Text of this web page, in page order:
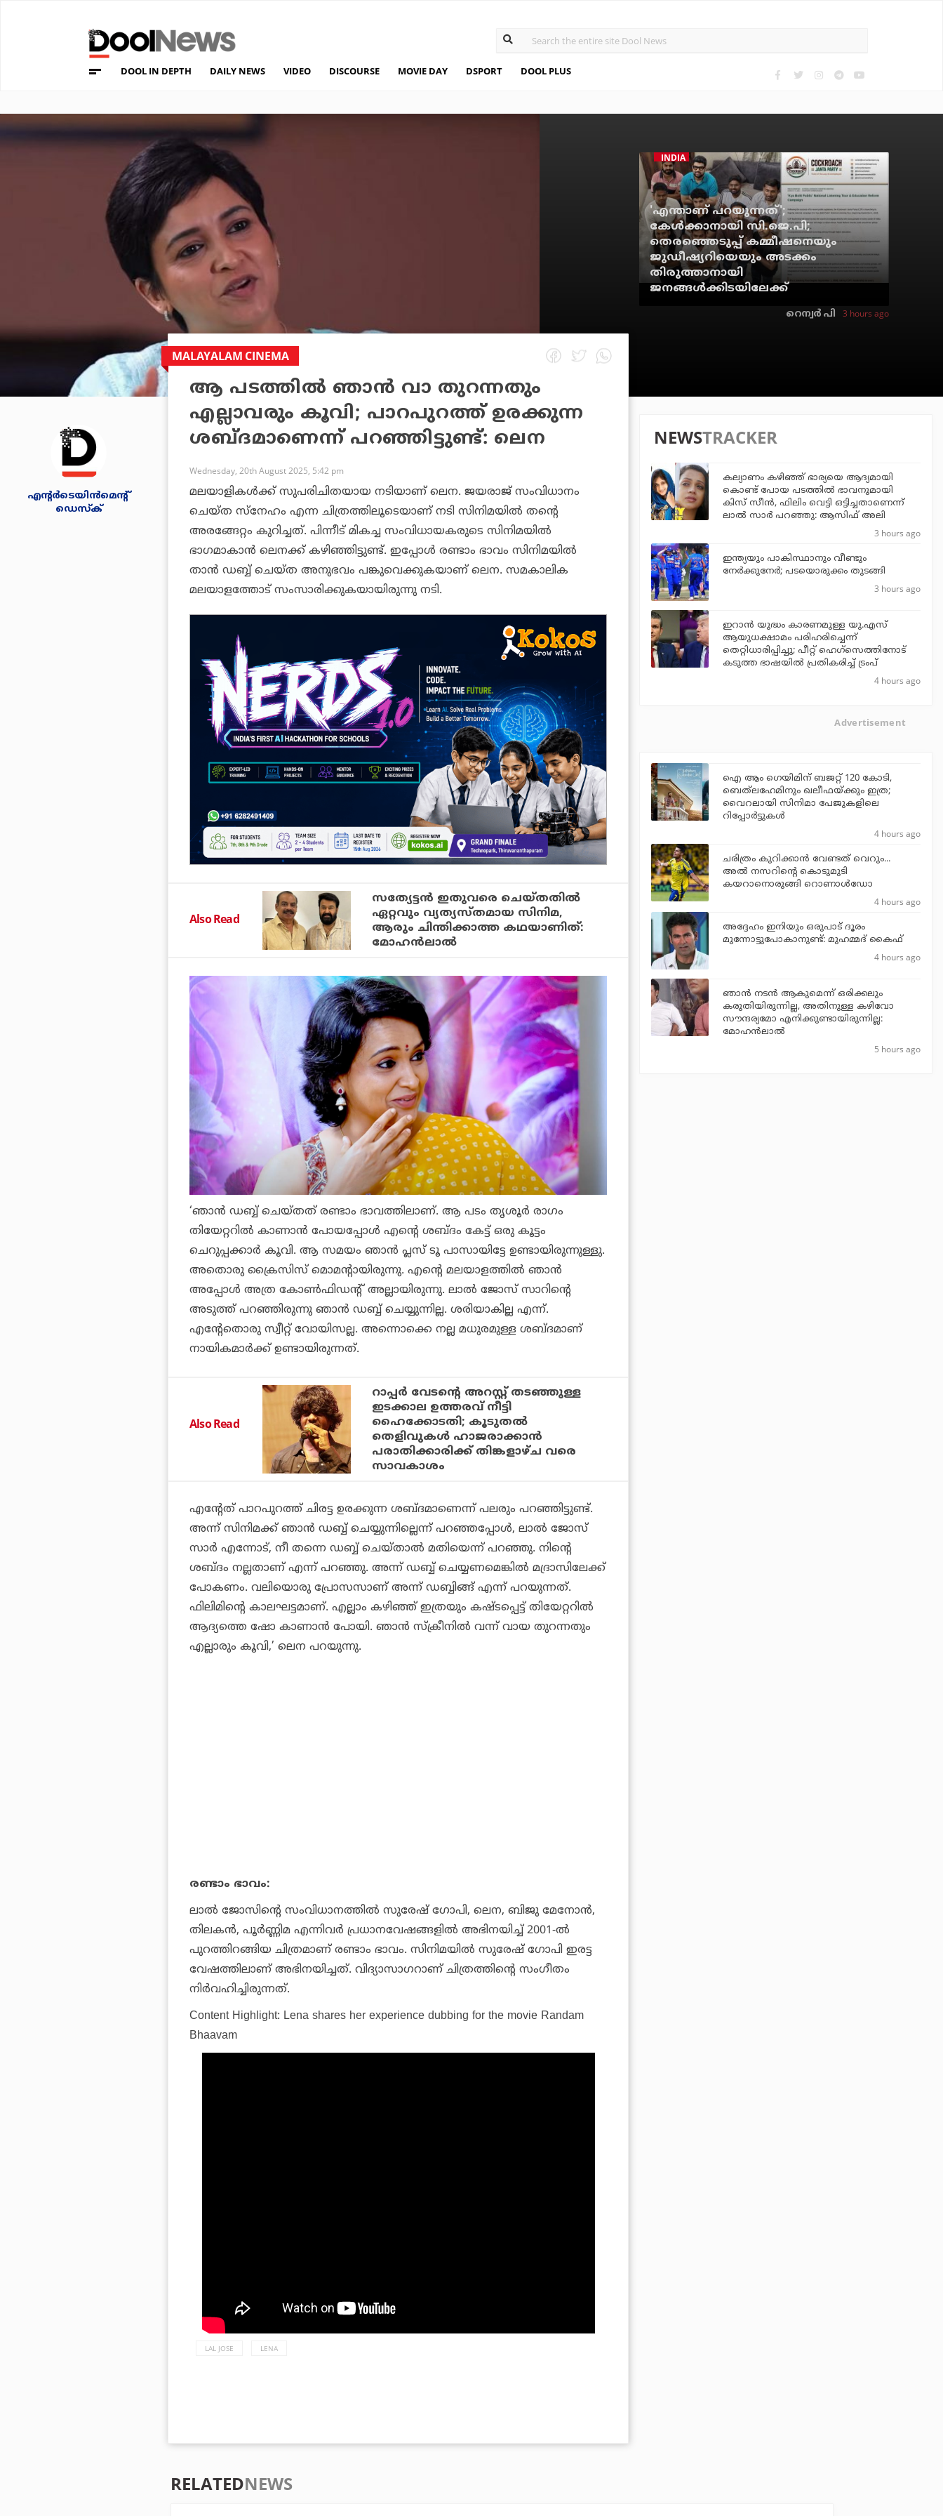
DOOL IN DEPTH DAILY NEWS VIDEO DISCOURSE MOVIE DAY DSPORT DOOL PLUS
INDIA
'എന്താണ് പറയുന്നത്';
കേള്‍ക്കാനായി സി.ജെ.പി;
തെരഞ്ഞെടുപ്പ് കമ്മീഷനെയും
ജുഡീഷ്യറിയെയും അടക്കം
തിരുത്താനായി
ജനങ്ങള്‍ക്കിടയിലേക്ക്
റെന്വര്‍ പി 3 hours ago
എന്റര്‍ടെയിന്‍മെന്റ്
ഡെസ്‌ക്
MALAYALAM CINEMA
ആ പടത്തില്‍ ഞാന്‍ വാ തുറന്നതും
എല്ലാവരും കൂവി; പാറപുറത്ത് ഉരക്കുന്ന
ശബ്ദമാണെന്ന് പറഞ്ഞിട്ടുണ്ട്: ലെന
Wednesday, 20th August 2025, 5:42 pm
മലയാളികള്ക്ക് സുപരിചിതയായ നടിയാണ് ലെന. ജയരാജ് സംവിധാനം
ചെയ്ത സ്‌നേഹം എന്ന ചിത്രത്തിലൂടെയാണ് നടി സിനിമയില് തന്റെ
അരങ്ങേറ്റം കുറിച്ചത്. പിന്നീട് മികച്ച സംവിധായകരുടെ സിനിമയില്
ഭാഗമാകാന് ലെനക്ക് കഴിഞ്ഞിട്ടുണ്ട്. ഇപ്പോള് രണ്ടാം ഭാവം സിനിമയില്
താന് ഡബ്ബ് ചെയ്ത അനുഭവം പങ്കുവെക്കുകയാണ് ലെന. സമകാലിക
മലയാളത്തോട് സംസാരിക്കുകയായിരുന്നു നടി.
Also Read
സത്യേട്ടന്‍ ഇതുവരെ ചെയ്തതില്‍
ഏറ്റവും വ്യത്യസ്തമായ സിനിമ,
ആരും ചിന്തിക്കാത്ത കഥയാണിത്:
മോഹന്‍ലാല്‍
‘ഞാന് ഡബ്ബ് ചെയ്തത്രണ്ടാം ഭാവത്തിലാണ്. ആ പടം തൃശൂര് രാഗം
തിയേറ്ററില് കാണാന് പോയപ്പോള് എന്റെ ശബ്ദം കേട്ട് ഒരു കൂട്ടം
ചെറുപ്പക്കാര് കൂവി. ആ സമയം ഞാന് പ്ലസ് ടൂ പാസായിട്ടേ ഉണ്ടായിരുന്നുള്ളു.
അതൊരു ക്രൈസിസ് മൊമന്റായിരുന്നു. എന്റെ മലയാളത്തില് ഞാന്
അപ്പോള് അത്ര കോണ്ഫിഡന്റ് അല്ലായിരുന്നു. ലാല് ജോസ് സാറിന്റെ
അടുത്ത് പറഞ്ഞിരുന്നു ഞാന് ഡബ്ബ് ചെയ്യുന്നില്ല. ശരിയാകില്ല എന്ന്.
എന്റേതൊരു സ്വീറ്റ് വോയിസല്ല. അന്നൊക്കെ നല്ല മധുരമുള്ള ശബ്ദമാണ്
നായികമാര്ക്ക് ഉണ്ടായിരുന്നത്.
Also Read
റാപ്പര്‍ വേടന്റെ അറസ്റ്റ് തടഞ്ഞുള്ള
ഇടക്കാല ഉത്തരവ് നീട്ടി
ഹൈക്കോടതി; കൂടുതല്‍
തെളിവുകള്‍ ഹാജരാക്കാന്‍
പരാതിക്കാരിക്ക് തിങ്കളാഴ്ച വരെ
സാവകാശം
എന്റേത് പാറപുറത്ത് ചിരട്ട ഉരക്കുന്ന ശബ്ദമാണെന്ന് പലരും പറഞ്ഞിട്ടുണ്ട്.
അന്ന് സിനിമക്ക് ഞാന് ഡബ്ബ് ചെയ്യുന്നില്ലെന്ന് പറഞ്ഞപ്പോള്, ലാല് ജോസ്
സാര് എന്നോട്, നീ തന്നെ ഡബ്ബ് ചെയ്താല് മതിയെന്ന് പറഞ്ഞു. നിന്റെ
ശബ്ദം നല്ലതാണ് എന്ന് പറഞ്ഞു. അന്ന് ഡബ്ബ് ചെയ്യണമെങ്കില് മദ്രാസിലേക്ക്
പോകണം. വലിയൊരു പ്രോസസാണ് അന്ന് ഡബ്ബിങ്ങ് എന്ന് പറയുന്നത്.
ഫിലിമിന്റെ കാലഘട്ടമാണ്. എല്ലാം കഴിഞ്ഞ് ഇത്രയും കഷ്ടപ്പെട്ട് തിയേറ്ററില്
ആദ്യത്തെ ഷോ കാണാന് പോയി. ഞാന് സ്‌ക്രീനില് വന്ന് വായ തുറന്നതും
എല്ലാരും കൂവി,’ ലെന പറയുന്നു.
രണ്ടാം ഭാവം:
ലാല് ജോസിന്റെ സംവിധാനത്തില് സുരേഷ് ഗോപി, ലെന, ബിജു മേനോന്,
തിലകന്, പൂര്ണ്ണിമ എന്നിവര് പ്രധാനവേഷങ്ങളില് അഭിനയിച്ച് 2001-ല്
പുറത്തിറങ്ങിയ ചിത്രമാണ് രണ്ടാം ഭാവം. സിനിമയില് സുരേഷ് ഗോപി ഇരട്ട
വേഷത്തിലാണ് അഭിനയിച്ചത്. വിദ്യാസാഗറാണ് ചിത്രത്തിന്റെ സംഗീതം
നിര്വഹിച്ചിരുന്നത്.
Content Highlight: Lena shares her experience dubbing for the movie Randam
Bhaavam
LAL JOSE LENA
NEWSTRACKER
കല്യാണം കഴിഞ്ഞ് ഭാര്യയെ ആദ്യമായി
കൊണ്ട് പോയ പടത്തില്‍ ഭാവനുമായി
കിസ് സീന്‍, ഫിലിം വെട്ടി ഒട്ടിച്ചതാണെന്ന്
ലാല്‍ സാര്‍ പറഞ്ഞു: ആസിഫ് അലി
3 hours ago
ഇന്ത്യയും പാകിസ്ഥാനും വീണ്ടും
നേര്‍ക്കുനേര്‍; പടയൊരുക്കം തുടങ്ങി
3 hours ago
ഇറാന്‍ യുദ്ധം കാരണമുള്ള യു.എസ്
ആയുധക്ഷാമം പരിഹരിച്ചെന്ന്
തെറ്റിധാരിപ്പിച്ചു; പീറ്റ് ഹെഗ്‌സെത്തിനോട്
കടുത്ത ഭാഷയില്‍ പ്രതികരിച്ച് ട്രംപ്
4 hours ago
Advertisement
ഐ ആം ഗെയിമിന് ബജറ്റ് 120 കോടി,
ബെത്‌ലഹേമിനും ഖലീഫയ്ക്കും ഇത്ര;
വൈറലായി സിനിമാ പേജുകളിലെ
റിപ്പോര്‍ട്ടുകള്‍
4 hours ago
ചരിത്രം കുറിക്കാന്‍ വേണ്ടത് വെറും...
അല്‍ നസറിന്റെ കൊടുമുടി
കയറാനൊരുങ്ങി റൊണാള്‍ഡോ
4 hours ago
അദ്ദേഹം ഇനിയും ഒരുപാട് ദൂരം
മുന്നോട്ടുപോകാനുണ്ട്: മുഹമ്മദ് കൈഫ്
4 hours ago
ഞാൻ നടൻ ആകുമെന്ന് ഒരിക്കലും
കരുതിയിരുന്നില്ല, അതിനുള്ള കഴിവോ
സൗന്ദര്യമോ എനിക്കുണ്ടായിരുന്നില്ല:
മോഹൻലാൽ
5 hours ago
RELATEDNEWS